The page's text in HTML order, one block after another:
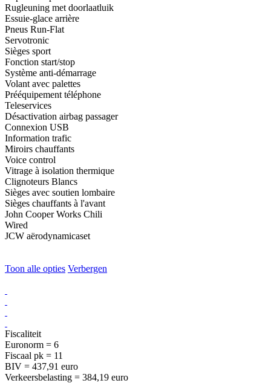
Rugleuning met doorlaatluik
Essuie-glace arrière
Pneus Run-Flat
Servotronic
Sièges sport
Fonction start/stop
Système anti-démarrage
Volant avec palettes
Prééquipement téléphone
Teleservices
Désactivation airbag passager
Connexion USB
Information trafic
Miroirs chauffants
Voice control
Vitrage à isolation thermique
Clignoteurs Blancs
Sièges avec soutien lombaire
Sièges chauffants à l'avant
John Cooper Works Chili
Wired
JCW aërodynamicaset
Toon alle opties Verbergen
Fiscaliteit
Euronorm = 6
Fiscaal pk = 11
BIV = 437,91 euro
Verkeersbelasting = 384,19 euro